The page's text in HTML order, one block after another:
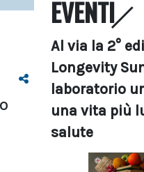
EVENTI
Al via la 2°
Longevity
laboratorio
una vita più
salute